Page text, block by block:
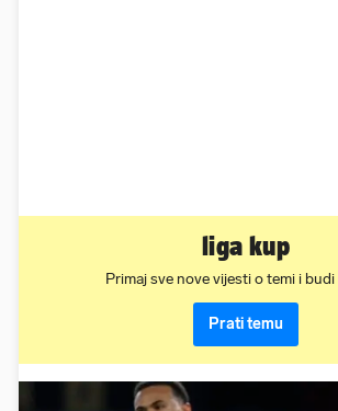
liga kup
Primaj sve nove vijesti o temi i
Prati temu